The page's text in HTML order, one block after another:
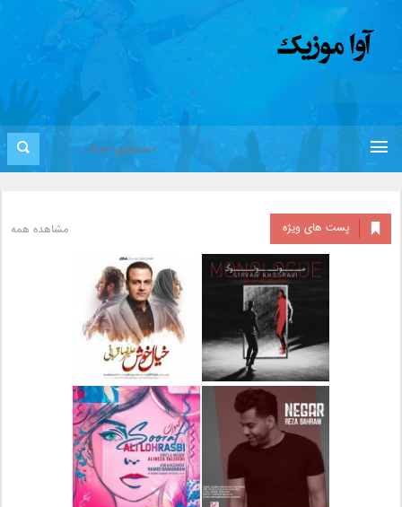
پست های ویژه مشاهده همه
دانلود آلبوم جدید سیروان
خسروی بنام مونولوگ
دانلود آهنگ جدید علیرضا
قربانی بنام خیال خوش